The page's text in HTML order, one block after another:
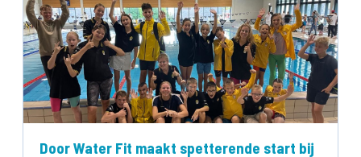
Door Water Fit maakt spetterende start bij